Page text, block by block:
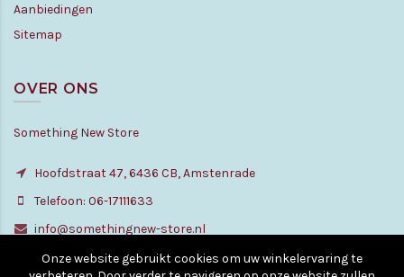
Aanbiedingen
Sitemap
OVER ONS
Something New Store
Hoofdstraat 47, 6436 CB, Amstenrade
Telefoon: 06-17111633
info@somethingnew-store.nl
Onze website gebruikt cookies om uw winkelervaring te